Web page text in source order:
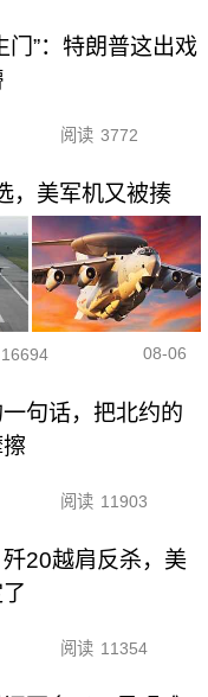
门”：特朗普这出戏
阅读 3772
，美军机又被揍
16694 08-06
句话，把北约的
阅读 11903
20越肩反杀，美
阅读 11354